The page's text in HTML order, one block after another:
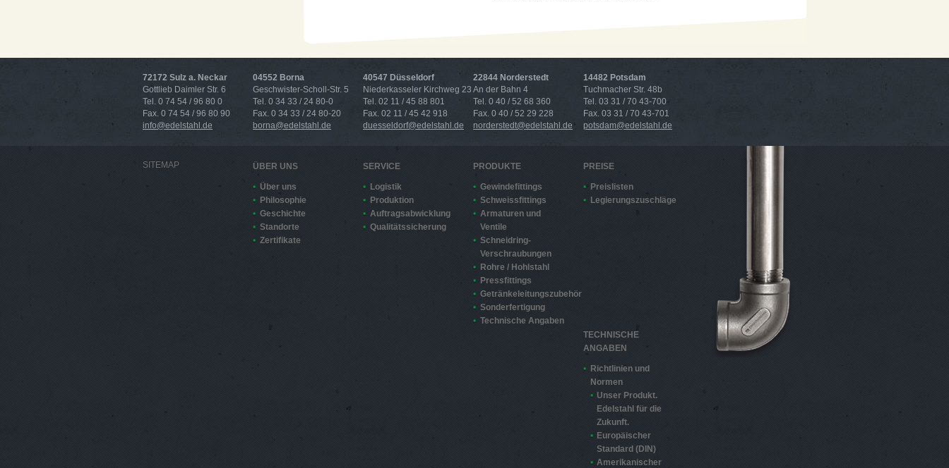
72172 Sulz a. Neckar
Gottlieb Daimler Str. 6
Tel. 0 74 54 / 96 80 0
Fax. 0 74 54 / 96 80 90
info@edelstahl.de
04552 Borna
Geschwister-Scholl-Str. 5
Tel. 0 34 33 / 24 80-0
Fax. 0 34 33 / 24 80-20
borna@edelstahl.de
40547 Düsseldorf
Niederkasseler Kirchweg 23
Tel. 02 11 / 45 88 801
Fax. 02 11 / 45 42 918
duesseldorf@edelstahl.de
22844 Norderstedt
An der Bahn 4
Tel. 0 40 / 52 68 360
Fax. 0 40 / 52 29 228
norderstedt@edelstahl.de
14482 Potsdam
Tuchmacher Str. 48b
Tel. 03 31 / 70 43-700
Fax. 03 31 / 70 43-701
potsdam@edelstahl.de
SITEMAP ÜBER UNS
Über uns
Philosophie
Geschichte
Standorte
Zertifikate
SERVICE
Logistik
Produktion
Auftragsabwicklung
Qualitätssicherung
PRODUKTE
Gewindefittings
Schweissfittings
Armaturen und
Ventile
Schneidring-
Verschraubungen
Rohre / Hohlstahl
Pressfittings
Getränkeleitungszubehör
Sonderfertigung
Technische Angaben
PREISE
Preislisten
Legierungszuschläge
TECHNISCHE
ANGABEN
Richtlinien und
Normen
Unser Produkt.
Edelstahl für die
Zukunft.
Europäischer
Standard (DIN)
Amerikanischer